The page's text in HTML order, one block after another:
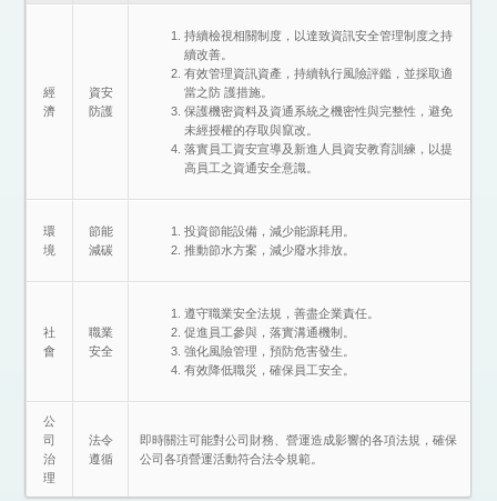
經
濟
資安
防護
持續檢視相關制度，以達致資訊安全管理制度之持
續改善。
有效管理資訊資產，持續執行風險評鑑，並採取適
當之防 護措施。
保護機密資料及資通系統之機密性與完整性，避免
未經授權的存取與竄改。
落實員工資安宣導及新進人員資安教育訓練，以提
高員工之資通安全意識。
環
境
節能
減碳
投資節能設備，減少能源耗用。
推動節水方案，減少廢水排放。
社
會
職業
安全
遵守職業安全法規，善盡企業責任。
促進員工參與，落實溝通機制。
強化風險管理，預防危害發生。
有效降低職災，確保員工安全。
公
司
治
理
法令
遵循
即時關注可能對公司財務、營運造成影響的各項法規，確保
公司各項營運活動符合法令規範。